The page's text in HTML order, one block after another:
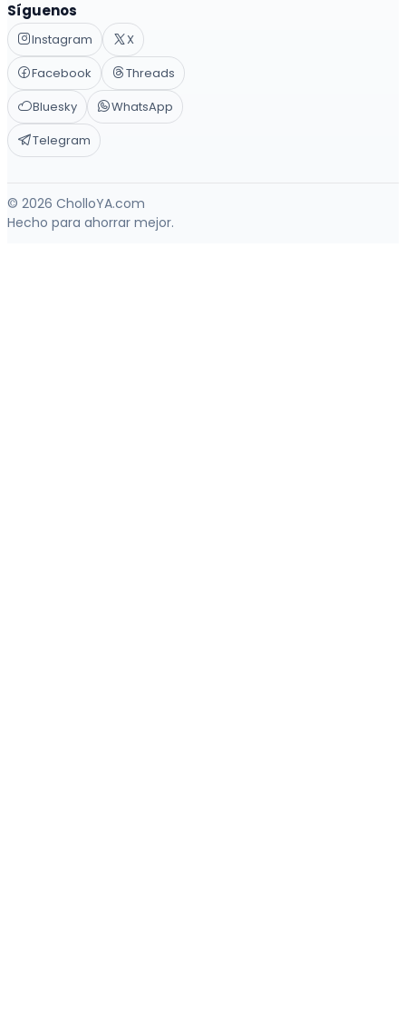
Síguenos
Instagram
X
Facebook
Threads
Bluesky
WhatsApp
Telegram
© 2026 CholloYA.com
Hecho para ahorrar mejor.